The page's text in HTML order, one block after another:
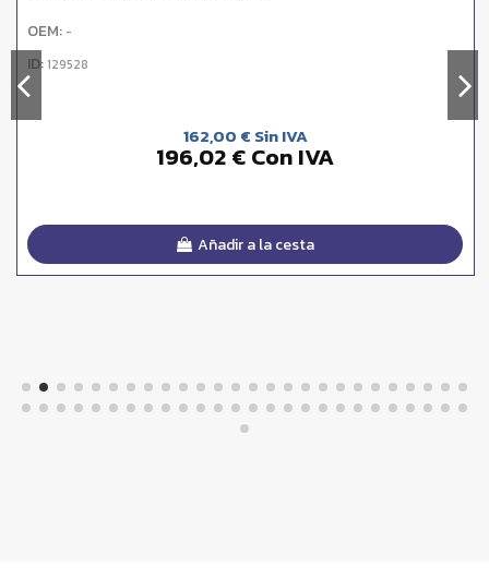
OEM: -
ID:129528
162,00 € Sin IVA
196,02 € Con IVA
Añadir a la cesta